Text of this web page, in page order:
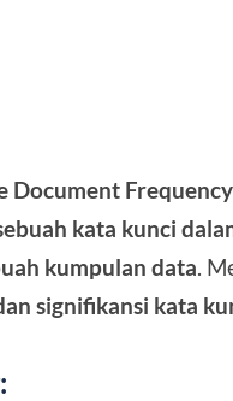
Document
kata kunci
kumpulan data.
signifikansi kata